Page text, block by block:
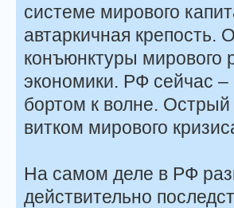
системе мирового
автаркичная крепость.
конъюнктуры мирового
экономики. РФ сейчас –
бортом к волне.
витком мирового
На самом деле в РФ
действительно